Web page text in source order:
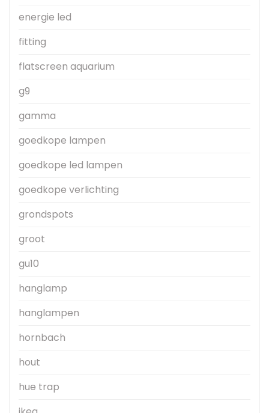
energie led
fitting
flatscreen aquarium
g9
gamma
goedkope lampen
goedkope led lampen
goedkope verlichting
grondspots
groot
gu10
hanglamp
hanglampen
hornbach
hout
hue trap